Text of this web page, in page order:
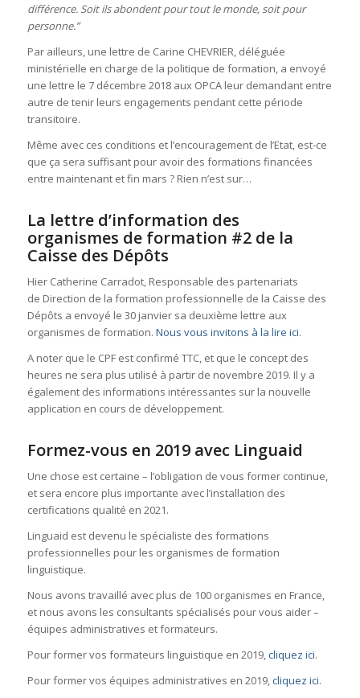
différence. Soit ils abondent pour tout le monde, soit pour
personne.”
Par ailleurs, une lettre de Carine CHEVRIER, déléguée
ministérielle en charge de la politique de formation, a envoyé
une lettre le 7 décembre 2018 aux OPCA leur demandant entre
autre de tenir leurs engagements pendant cette période
transitoire.
Même avec ces conditions et l’encouragement de l’Etat, est-ce
que ça sera suffisant pour avoir des formations financées
entre maintenant et fin mars ? Rien n’est sur…
La lettre d’information des
organismes de formation #2 de la
Caisse des Dépôts
Hier Catherine Carradot, Responsable des partenariats
de Direction de la formation professionnelle de la Caisse des
Dépôts a envoyé le 30 janvier sa deuxième lettre aux
organismes de formation. Nous vous invitons à la lire ici.
A noter que le CPF est confirmé TTC, et que le concept des
heures ne sera plus utilisé à partir de novembre 2019. Il y a
également des informations intéressantes sur la nouvelle
application en cours de développement.
Formez-vous en 2019 avec Linguaid
Une chose est certaine – l’obligation de vous former continue,
et sera encore plus importante avec l’installation des
certifications qualité en 2021.
Linguaid est devenu le spécialiste des formations
professionnelles pour les organismes de formation
linguistique.
Nous avons travaillé avec plus de 100 organismes en France,
et nous avons les consultants spécialisés pour vous aider –
équipes administratives et formateurs.
Pour former vos formateurs linguistique en 2019,cliquez ici.
Pour former vos équipes administratives en 2019,cliquez ici.